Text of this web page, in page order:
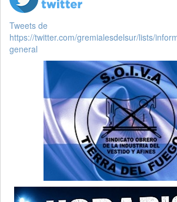
Tweets de
https://twitter.com/gremialesdelsur/lists/
general